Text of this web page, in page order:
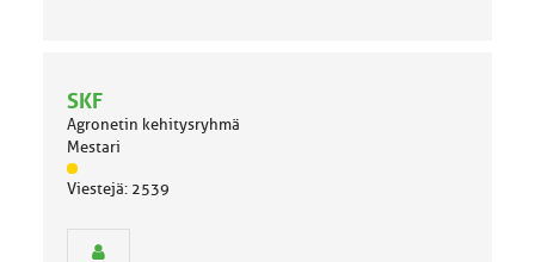
SKF
Agronetin kehitysryhmä
Mestari
J
ä
Viestejä: 2539